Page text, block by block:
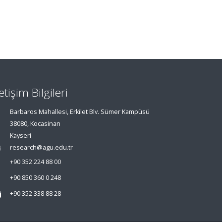
Bilgileri
Barbaros Mahallesi, Erkilet Blv. Sümer Kampüsü
38080, Kocasinan
Kayseri
research@agu.edu.tr
+90 352 224 88 00
+90 850 360 0 248
+90 352 338 88 28